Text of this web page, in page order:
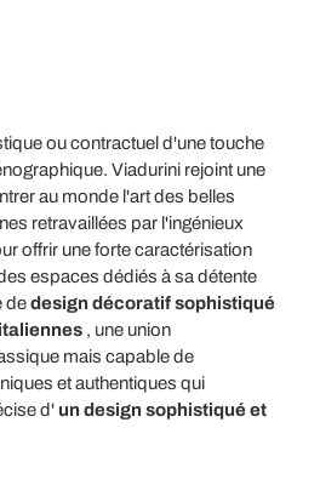
ou contractuel d'une touche
Viadurini rejoint une
au monde l'art des belles
retravaillées par l'ingénieux
offrir une forte caractérisation
espaces dédiés à sa détente
dedesign décoratif sophistiqué
, une union
mais capable de
et authentiques qui
d' un design sophistiqué et